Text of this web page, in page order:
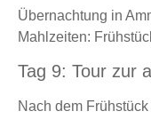
Übernachtung in
Mahlzeiten:
Tag 9: Tour zur
Nach dem